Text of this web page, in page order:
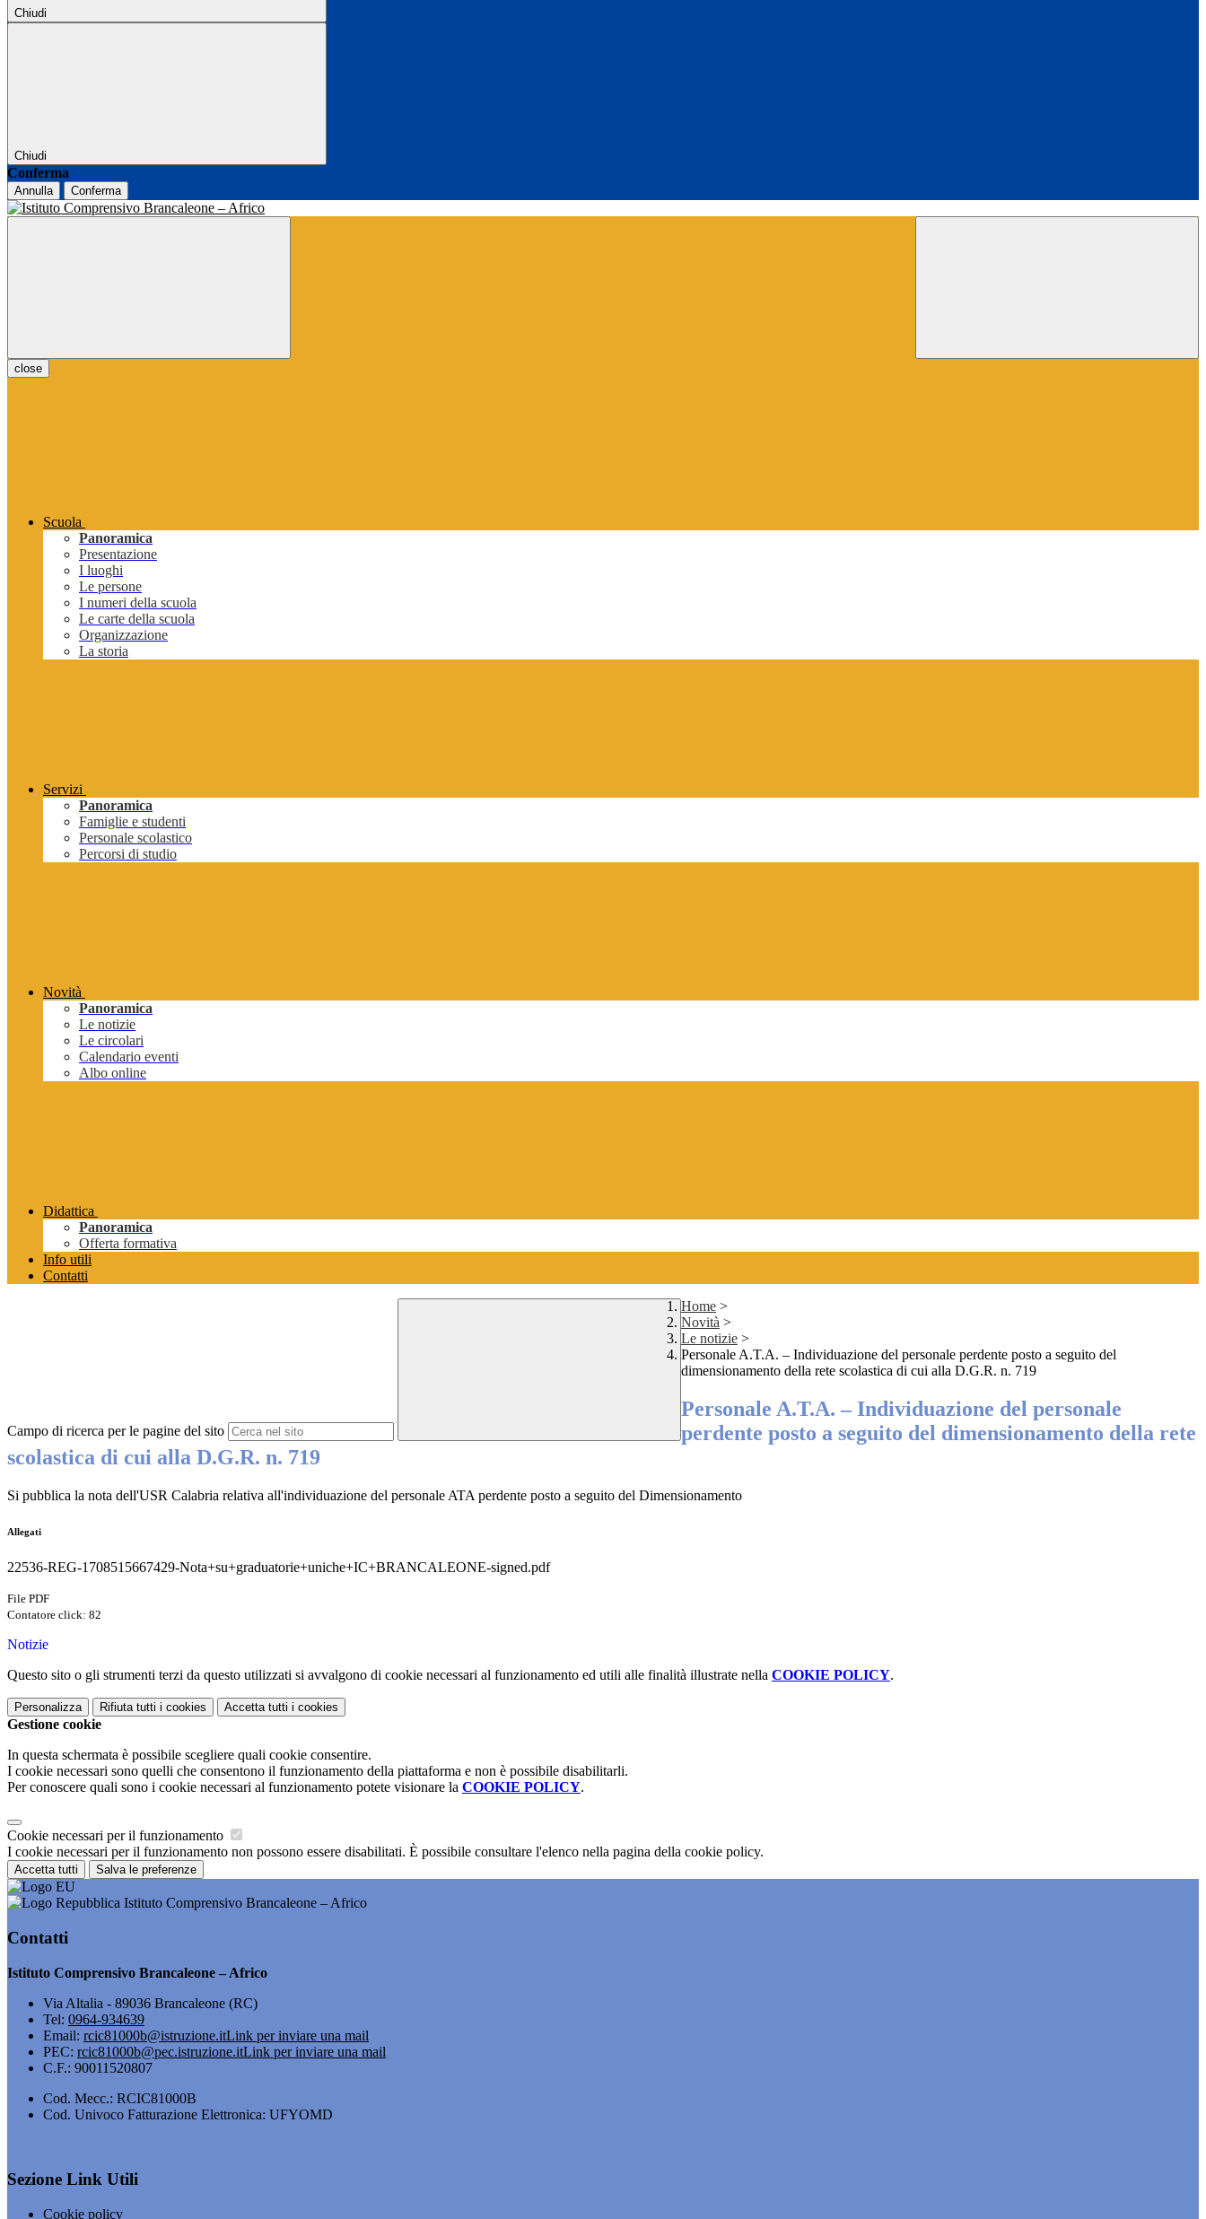
Chiudi
Chiudi
Conferma
Annulla Conferma
close
Scuola
Panoramica
Presentazione
I luoghi
Le persone
I numeri della scuola
Le carte della scuola
Organizzazione
La storia
Servizi
Panoramica
Famiglie e studenti
Personale scolastico
Percorsi di studio
Novità
Panoramica
Le notizie
Le circolari
Calendario eventi
Albo online
Didattica
Panoramica
Offerta formativa
Info utili
Contatti
Campo di ricerca per le pagine del sito
Home >
Novità >
Le notizie >
Personale A.T.A. – Individuazione del personale perdente posto a seguito del
dimensionamento della rete scolastica di cui alla D.G.R. n. 719
Personale A.T.A. – Individuazione del personale
perdente posto a seguito del dimensionamento della rete
scolastica di cui alla D.G.R. n. 719
Si pubblica la nota dell'USR Calabria relativa all'individuazione del personale ATA perdente posto a seguito del Dimensionamento
Allegati
22536-REG-1708515667429-Nota+su+graduatorie+uniche+IC+BRANCALEONE-signed.pdf
File PDF
Contatore click: 82
Notizie
Questo sito o gli strumenti terzi da questo utilizzati si avvalgono di cookie necessari al funzionamento ed utili alle finalità illustrate nella COOKIE POLICY.
Personalizza Rifiuta tutti i cookies Accetta tutti i cookies
Gestione cookie
In questa schermata è possibile scegliere quali cookie consentire.
I cookie necessari sono quelli che consentono il funzionamento della piattaforma e non è possibile disabilitarli.
Per conoscere quali sono i cookie necessari al funzionamento potete visionare la COOKIE POLICY.
Cookie necessari per il funzionamento
I cookie necessari per il funzionamento non possono essere disabilitati. È possibile consultare l'elenco nella pagina della cookie policy.
Accetta tutti Salva le preferenze
Istituto Comprensivo Brancaleone – Africo
Contatti
Istituto Comprensivo Brancaleone – Africo
Via Altalia - 89036 Brancaleone (RC)
Tel: 0964-934639
Email: rcic81000b@istruzione.itLink per inviare una mail
PEC: rcic81000b@pec.istruzione.itLink per inviare una mail
C.F.: 90011520807
Cod. Mecc.: RCIC81000B
Cod. Univoco Fatturazione Elettronica: UFYOMD
Sezione Link Utili
Cookie policy